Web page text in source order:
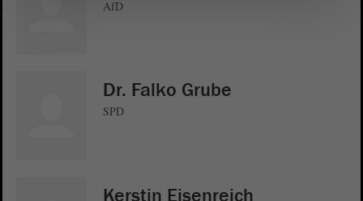
AfD
Dr. Falko Grube
SPD
Kerstin Eisenreich